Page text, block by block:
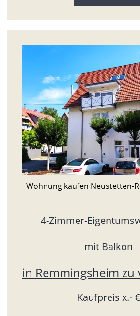
Wohnung kaufen Neustetten-
4-Zimmer-
mit Balkon
in Remmingsheim zu
Kaufpreis x.- €